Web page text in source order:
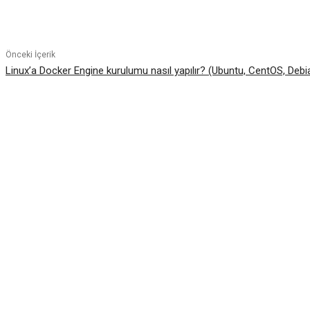
Önceki İçerik
Linux’a Docker Engine kurulumu nasıl yapılır? (Ubuntu, CentOS,